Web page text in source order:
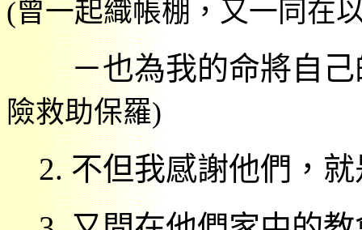
(曾一起織帳棚，又一同在
－也為我的命將自
險救助保羅)
2.不但我感謝他們，